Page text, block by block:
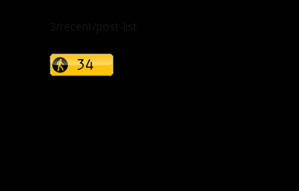
3/recent/post-list